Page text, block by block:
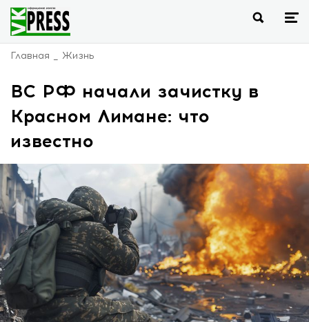
Главная Жизнь
ВС РФ начали зачистку в
Красном Лимане: что
известно